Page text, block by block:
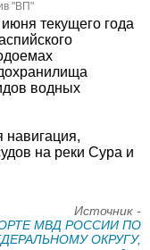
"ВП"
текущего года
водных
навигация,
на реки Сура и
Источник -
МВД РОССИИ ПО
ОКРУГУ,